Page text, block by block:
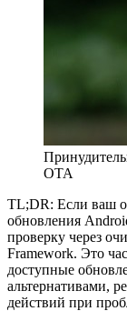
OTA
TL;DR: Если ваш
обновления
проверку через
Framework. Это
доступные
альтернативами,
действий при